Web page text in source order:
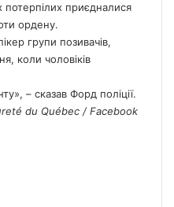
потерпілих приєдналися
ордену.
групи позивачів,
коли чоловіків
– сказав Форд поліції.
du Québec / Facebook